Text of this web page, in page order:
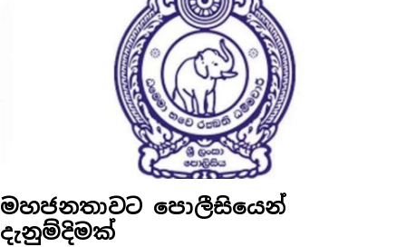
මහජනතාවට පොලීසියෙන්
දැනුම්දිමක්